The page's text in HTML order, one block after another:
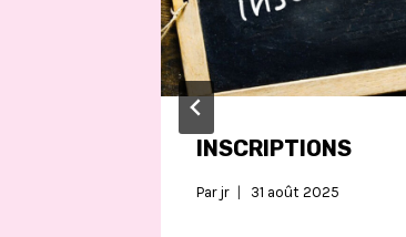
INSCRIPTIONS
Par jr 31 août 2025